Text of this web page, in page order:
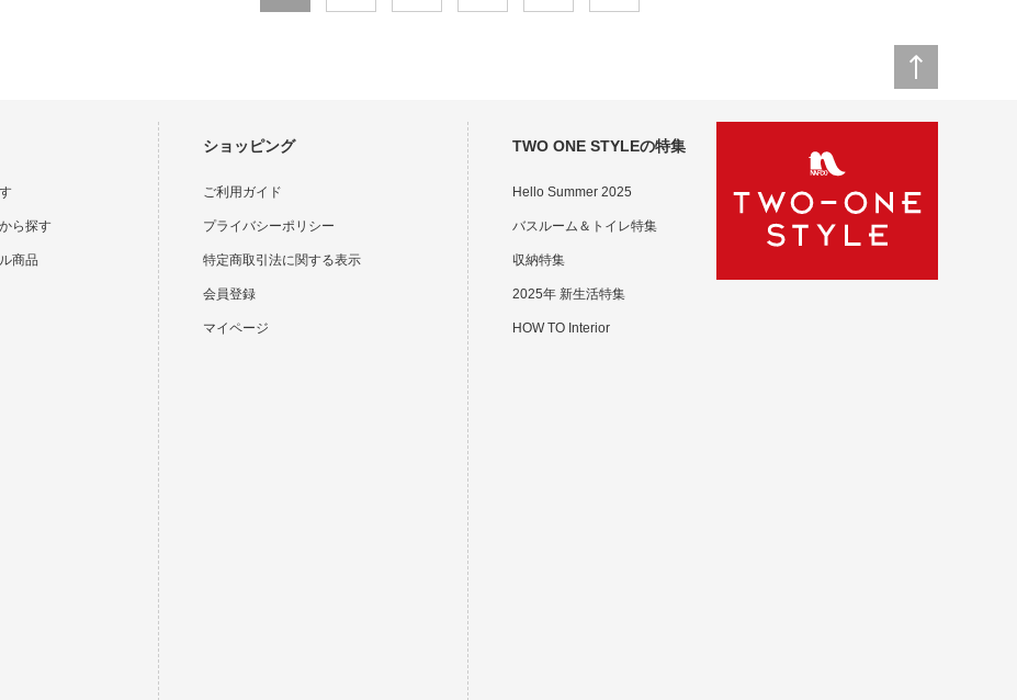
ら探す
商品
ショッピング
ご利用ガイド
プライバシーポリシー
特定商取引法に関する表示
会員登録
マイページ
TWO ONE STYLEの特集
Hello Summer 2025
バスルーム＆トイレ特集
収納特集
2025年 新生活特集
HOW TO Interior